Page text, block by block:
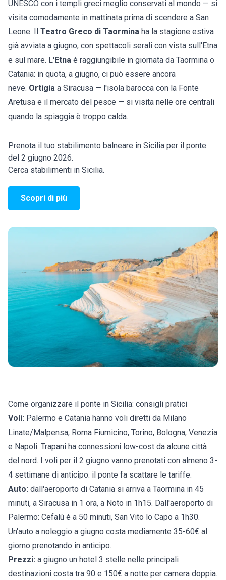
UNESCO con i templi greci meglio conservati al mondo — si
visita comodamente in mattinata prima di scendere a San
Leone. Il Teatro Greco di Taormina ha la stagione estiva
già avviata a giugno, con spettacoli serali con vista sull'Etna
e sul mare. L'Etna è raggiungibile in giornata da Taormina o
Catania: in quota, a giugno, ci può essere ancora
neve. Ortigia a Siracusa — l'isola barocca con la Fonte
Aretusa e il mercato del pesce — si visita nelle ore centrali
quando la spiaggia è troppo calda.
Prenota il tuo stabilimento balneare in Sicilia per il ponte
del 2 giugno 2026.
Cerca stabilimenti in Sicilia.
Scopri di più
Come organizzare il ponte in Sicilia: consigli pratici
Voli: Palermo e Catania hanno voli diretti da Milano
Linate/Malpensa, Roma Fiumicino, Torino, Bologna, Venezia
e Napoli. Trapani ha connessioni low-cost da alcune città
del nord. I voli per il 2 giugno vanno prenotati con almeno 3-
4 settimane di anticipo: il ponte fa scattare le tariffe.
Auto: dall'aeroporto di Catania si arriva a Taormina in 45
minuti, a Siracusa in 1 ora, a Noto in 1h15. Dall'aeroporto di
Palermo: Cefalù è a 50 minuti, San Vito lo Capo a 1h30.
Un'auto a noleggio a giugno costa mediamente 35-60€ al
giorno prenotando in anticipo.
Prezzi: a giugno un hotel 3 stelle nelle principali
destinazioni costa tra 90 e 150€ a notte per camera doppia.